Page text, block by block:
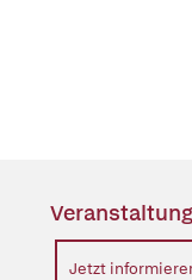
Jetzt